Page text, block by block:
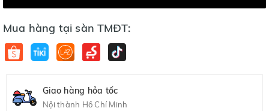
Mua hàng tại sàn TMĐT:
Giao hàng hỏa tốc
Nội thành Hồ Chí Minh